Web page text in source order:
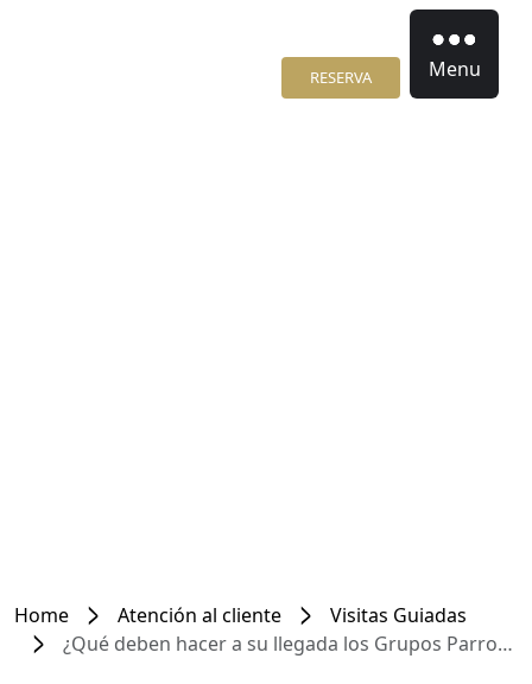
RESERVA Menu
Home Atención al cliente
Visitas Guiadas
¿Qué deben hacer a su llegada los Grupos Parroquiales y los Grupos Escolares para realizar la visita guiada?